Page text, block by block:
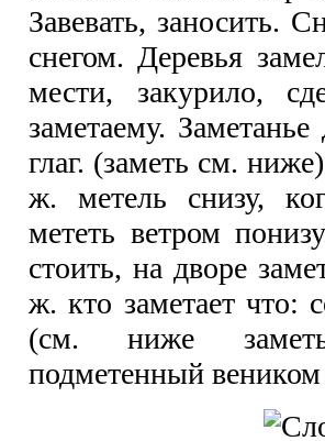
Завевать, заносить.
снегом. Деревья
мести, закурило,
заметаему.
глаг. (заметь см.
ж. метель снизу,
мететь ветром
стоить, на дворе
ж. кто заметает что:
(см. ниже
подметенный